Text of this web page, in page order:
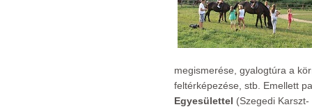
megismerése, gyalogtúra a
feltérképezése, stb. Emellett
Egyesülettel (Szegedi